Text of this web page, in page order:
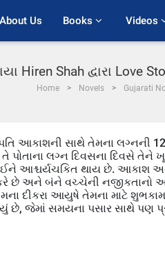
About Us Books Videos
Hiren Shah દ્વારા Love
Home Novels Gujarati
પતિ આકાશની સાથે તેમના લગ્નની
પોતાના લગ્ન દિવસના દિવસે તેને
આશ્ચર્યચકિત થાય છે. આકાશ
કરે છે અને બંને વચ્ચેની
દીકરા આયુષે તેમના માટે
છે, જેમાં સમયના પસાર સાથે પણ